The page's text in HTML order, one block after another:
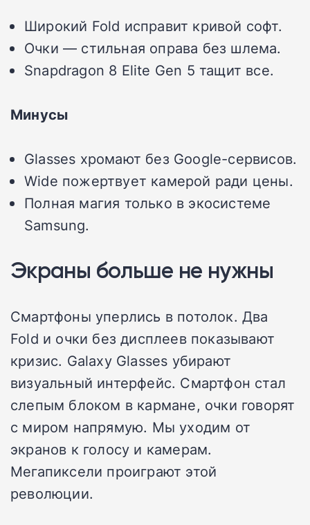
Широкий Fold исправит кривой софт.
Очки — стильная оправа без шлема.
Snapdragon 8 Elite Gen 5 тащит все.
Минусы
Glasses хромают без Google-сервисов.
Wide пожертвует камерой ради цены.
Полная магия только в экосистеме
Samsung.
Экраны больше не нужны
Смартфоны уперлись в потолок. Два
Fold и очки без дисплеев показывают
кризис. Galaxy Glasses убирают
визуальный интерфейс. Смартфон стал
слепым блоком в кармане, очки говорят
с миром напрямую. Мы уходим от
экранов к голосу и камерам.
Мегапиксели проиграют этой
революции.